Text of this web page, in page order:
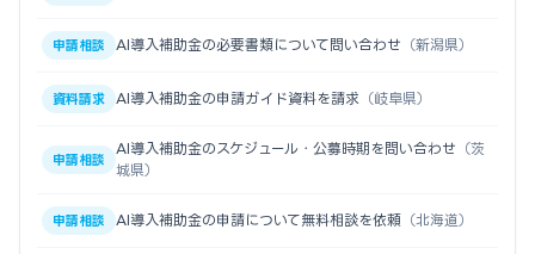
申請相談 AI導入補助金の必要書類について問い合わせ （新潟県）
資料請求 AI導入補助金の申請ガイド資料を請求 （岐阜県）
申請相談
AI導入補助金のスケジュール・公募時期を問い合わせ （茨
城県）
申請相談 AI導入補助金の申請について無料相談を依頼 （北海道）